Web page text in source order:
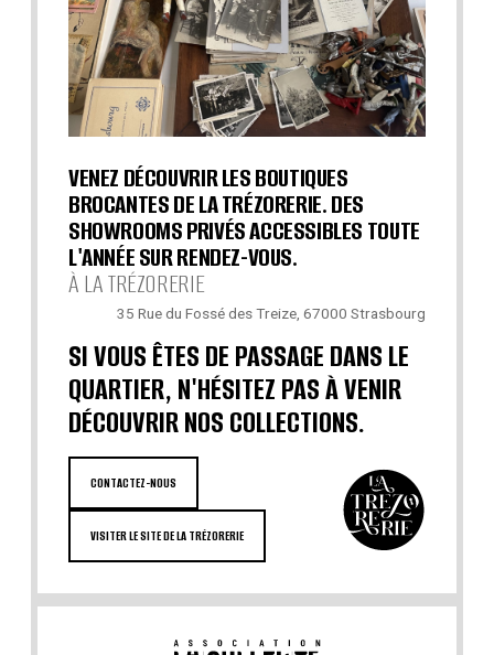
VENEZ DÉCOUVRIR LES BOUTIQUES
BROCANTES DE LA TRÉZORERIE. DES
SHOWROOMS PRIVÉS ACCESSIBLES TOUTE
L'ANNÉE SUR RENDEZ-VOUS.
À LA TRÉZORERIE
35 Rue du Fossé des Treize, 67000 Strasbourg
SI VOUS ÊTES DE PASSAGE DANS LE
QUARTIER, N'HÉSITEZ PAS À VENIR
DÉCOUVRIR NOS COLLECTIONS.
CONTACTEZ-NOUS
VISITER LE SITE DE LA TRÉZORERIE